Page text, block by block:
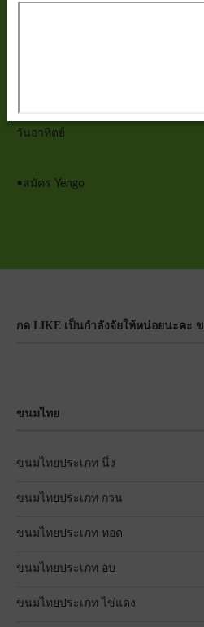
วันอาทิตย์
•สมัคร Yengo
กด LIKE เป็นกำลังจัยให้หน่อยนะคะ
ขนมไทย
ขนมไทยประเภท นึ่ง
ขนมไทยประเภท กวน
ขนมไทยประเภท ทอด
ขนมไทยประเภท อบ
ขนมไทยประเภท ไข่แดง